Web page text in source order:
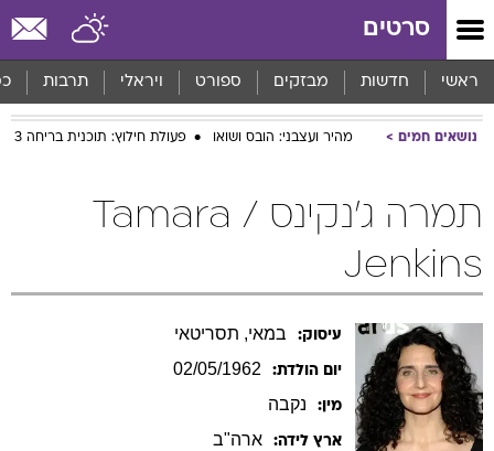
סרטים
ראשי חדשות מבזקים ספורט ויראלי תרבות
נושאים חמים מהיר ועצבני: הובס ושואו פעולת חילוץ: תוכנית בריחה 3
תמרה ג'נקינס / Tamara
Jenkins
עיסוק: במאי, תסריטאי
יום הולדת: 02/05/1962
מין: נקבה
ארץ לידה: ארה"ב